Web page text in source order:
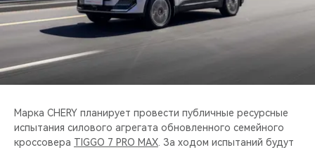
CHERY И СПОРТ
НАШИ МЕРОПРИЯТИЯ
ВИДЕООБЗОРЫ
CHERY ДЛЯ ДЕТЕЙ
Марка CHERY планирует провести публичные ресурсные
испытания силового агрегата обновленного семейного
кроссовера TIGGO 7 PRO MAX . За ходом испытаний будут